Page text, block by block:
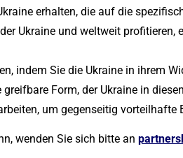
erhalten, die auf die
Ukraine und weltweit profitieren,
indem Sie die Ukraine in ihrem
Form, der Ukraine in
um gegenseitig vorteilhafte
wenden Sie sich bitte an